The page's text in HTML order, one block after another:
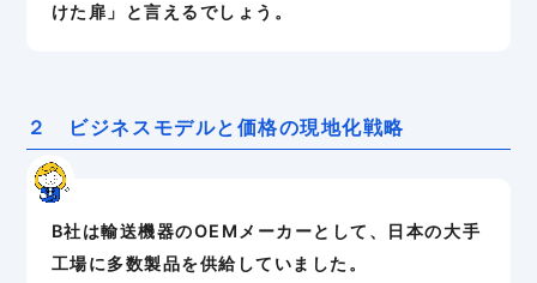
けた扉」と言えるでしょう。
２ ビジネスモデルと価格の現地化戦略
B社は輸送機器のOEMメーカーとして、日本の大手
工場に多数製品を供給していました。